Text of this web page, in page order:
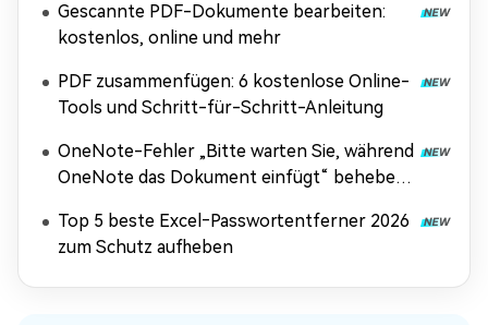
Gescannte PDF-Dokumente bearbeiten:
kostenlos, online und mehr
PDF zusammenfügen: 6 kostenlose Online-
Tools und Schritt-für-Schritt-Anleitung
OneNote-Fehler „Bitte warten Sie, während
OneNote das Dokument einfügt“ beheben
Top 5 beste Excel‑Passwortentferner 2026
zum Schutz aufheben